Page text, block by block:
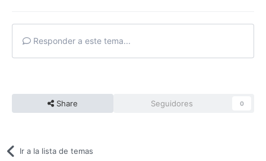
Responder a este tema...
Share Seguidores 0
Ir a la lista de temas